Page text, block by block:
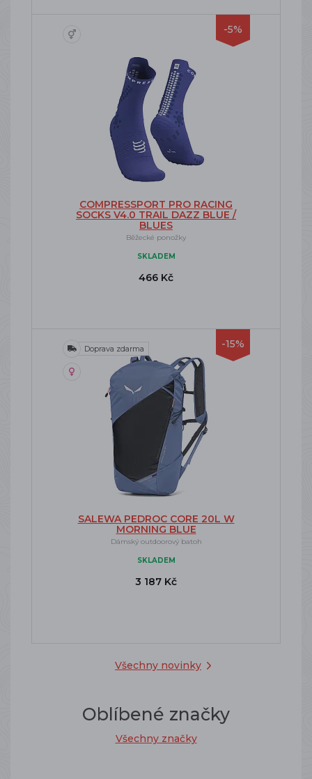
Všechny novinky
-5%
COMPRESSPORT PRO RACING
SOCKS V4.0 TRAIL DAZZ BLUE /
BLUES
Běžecké ponožky
SKLADEM
466 Kč
-15%
Doprava zdarma
SALEWA PEDROC CORE 20L W
MORNING BLUE
Dámský outdoorový batoh
SKLADEM
3 187 Kč
Oblíbené značky
Všechny značky